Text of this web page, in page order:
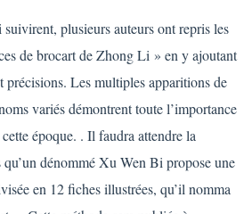
plusieurs auteurs ont repris les
de brocart de Zhong Li » en y ajoutant
précisions. Les multiples apparitions de
variés démontrent toute l’importance
époque. . Il faudra attendre la
dénommé Xu Wen Bi propose une
en 12 fiches illustrées, qu’il nomma